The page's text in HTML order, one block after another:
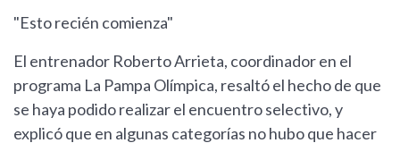
"Esto recién comienza"
El entrenador Roberto Arrieta, coordinador en el
programa La Pampa Olímpica, resaltó el hecho de que
se haya podido realizar el encuentro selectivo, y
explicó que en algunas categorías no hubo que hacer